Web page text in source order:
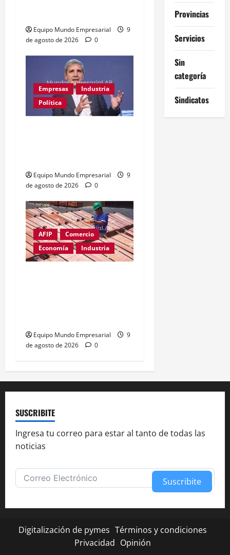
Equipo Mundo Empresarial
9
de agosto de 2026
0
Empresas
Industria
Política
Equipo Mundo Empresarial
9
de agosto de 2026
0
AFIP
Comercio
Economía
Industria
Equipo Mundo Empresarial
9
de agosto de 2026
0
Provincias
Servicios
Sin
categoría
Sindicatos
SUSCRIBITE
Ingresa tu correo para estar al tanto de todas las
noticias
Suscribite
Digitalización de pymes Términos y condiciones
Privacidad Opinión